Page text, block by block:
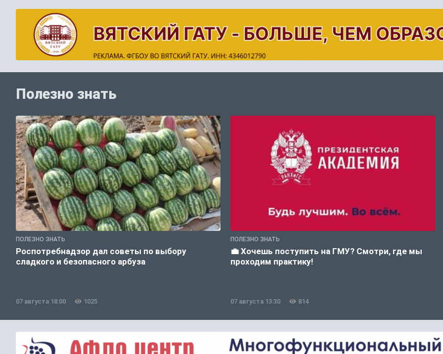
Полезно знать
ПОЛЕЗНО ЗНАТЬ
Роспотребнадзор дал советы по выбору
сладкого и безопасного арбуза
07 августа 18:00 1025
ПОЛЕЗНО ЗНАТЬ
💼 Хочешь поступить на ГМУ? Смотри, где мы
проходим практику!
07 августа 13:30 814